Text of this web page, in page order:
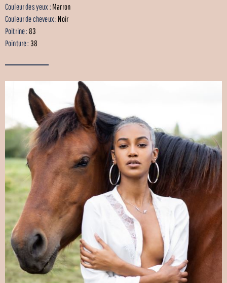
Couleur des yeux : Marron
Couleur de cheveux : Noir
Poitrine : 83
Pointure : 38